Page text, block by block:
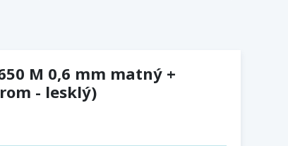
M 0,6 mm matný +
- lesklý)